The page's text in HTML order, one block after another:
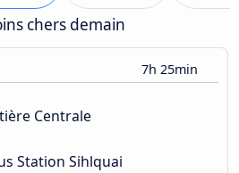
chers demain
7h 25min
Centrale
Station Sihlquai